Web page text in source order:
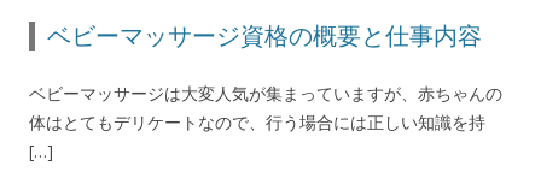
ベビーマッサージ資格の概要と仕事内容
ベビーマッサージは大変人気が集まっていますが、赤ちゃんの
体はとてもデリケートなので、行う場合には正しい知識を持
[…]